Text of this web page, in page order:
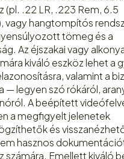
(pl. .22 LR, .223 Rem, 6.5
vagy hangtompítós
tömeg és a
Az éjszakai vagy
kiváló eszköz lehet a
valamint a
— legyen szó rókáról,
A beépített
a megfigyelt jelenetek
és
hasznos
számára. Emellett kiváló